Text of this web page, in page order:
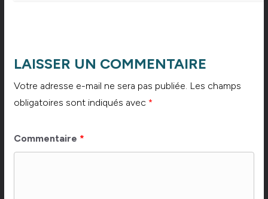
LAISSER UN COMMENTAIRE
Votre adresse e-mail ne sera pas publiée. Les champs
obligatoires sont indiqués avec *
Commentaire *